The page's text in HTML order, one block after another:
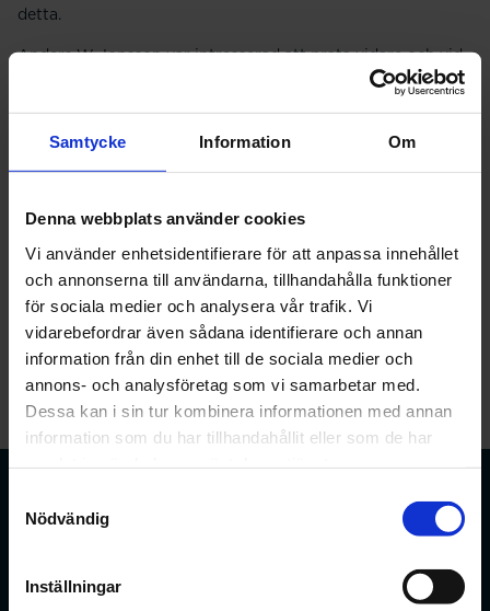
Samtycke Information Om
Denna webbplats använder cookies
Vi använder enhetsidentifierare för att anpassa innehållet
och annonserna till användarna, tillhandahålla funktioner
för sociala medier och analysera vår trafik. Vi
vidarebefordrar även sådana identifierare och annan
information från din enhet till de sociala medier och
annons- och analysföretag som vi samarbetar med.
Dessa kan i sin tur kombinera informationen med annan
information som du har tillhandahållit eller som de har
Nödvändig
Inställningar
detta.
Anders W Jonsson var intresserad att prata vidare och vid
ett möte med Agnieszka Madej, ordförande i Sveriges
Farmaceuter och Björn Södergård, professionsutvecklare,
frågor inom apoteksområdet, farmaceutiska tjänster och
farmaceutssortimentet. Arbetsmiljö och arbetssituationen
också upp på mötet.
Vi ser fram emot att ha fler samtal med hälso- och
sjukvårdspolitiska talespersoner från partierna framöver.
Nyheter